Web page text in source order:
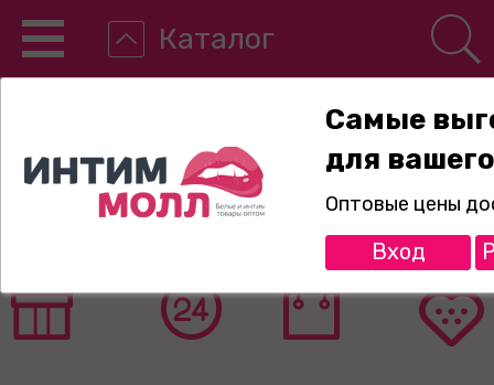
Каталог
8-800-775-89-65
Самые
для
Оптовые цены
Вход